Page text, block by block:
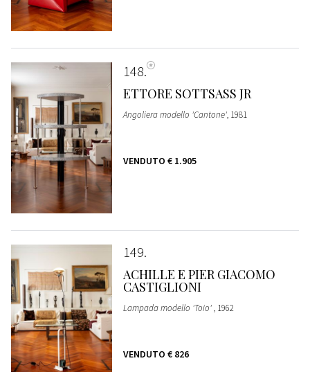
148
ETTORE SOTTSASS JR
Angoliera modello 'Cantone', 1981
VENDUTO € 1.905
149
ACHILLE E PIER GIACOMO
CASTIGLIONI
Lampada modello 'Toio', 1962
VENDUTO € 826